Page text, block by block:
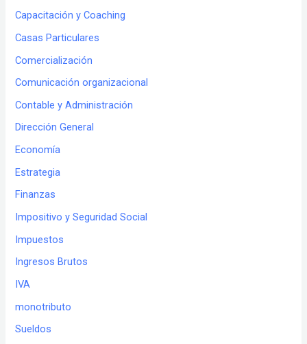
Capacitación y Coaching
Casas Particulares
Comercialización
Comunicación organizacional
Contable y Administración
Dirección General
Economía
Estrategia
Finanzas
Impositivo y Seguridad Social
Impuestos
Ingresos Brutos
IVA
monotributo
Sueldos